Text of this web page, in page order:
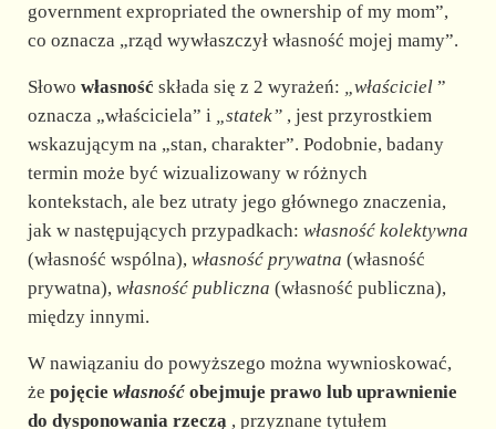
government expropriated the ownership of my mom”,
co oznacza „rząd wywłaszczył własność mojej mamy”.
Słowo własność składa się z 2 wyrażeń: „właściciel”
oznacza „właściciela” i „statek”, jest przyrostkiem
wskazującym na „stan, charakter”. Podobnie, badany
termin może być wizualizowany w różnych
kontekstach, ale bez utraty jego głównego znaczenia,
jak w następujących przypadkach: własność kolektywna
(własność wspólna), własność prywatna (własność
prywatna), własność publiczna (własność publiczna),
między innymi.
W nawiązaniu do powyższego można wywnioskować,
że pojęcie własnośćobejmuje prawo lub uprawnienie
do dysponowania rzeczą, przyznane tytułem